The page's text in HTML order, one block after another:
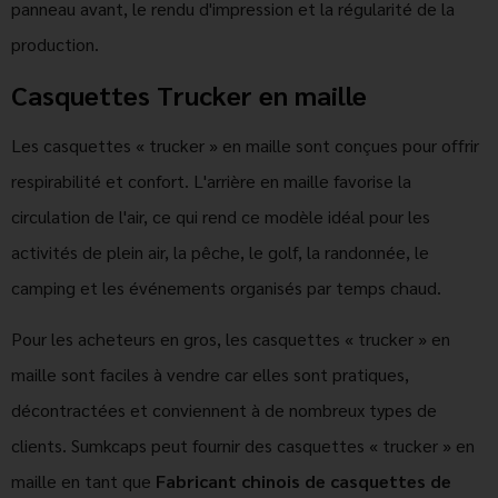
panneau avant, le rendu d'impression et la régularité de la
production.
Casquettes Trucker en maille
Les casquettes « trucker » en maille sont conçues pour offrir
respirabilité et confort. L'arrière en maille favorise la
circulation de l'air, ce qui rend ce modèle idéal pour les
activités de plein air, la pêche, le golf, la randonnée, le
camping et les événements organisés par temps chaud.
Pour les acheteurs en gros, les casquettes « trucker » en
maille sont faciles à vendre car elles sont pratiques,
décontractées et conviennent à de nombreux types de
clients. Sumkcaps peut fournir des casquettes « trucker » en
maille en tant que Fabricant chinois de casquettes de